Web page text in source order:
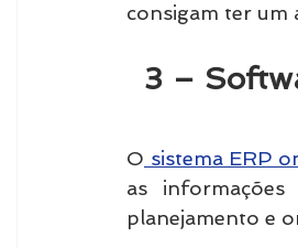
consigam ter um
3 –
O sistema ERP
as
planejamento e